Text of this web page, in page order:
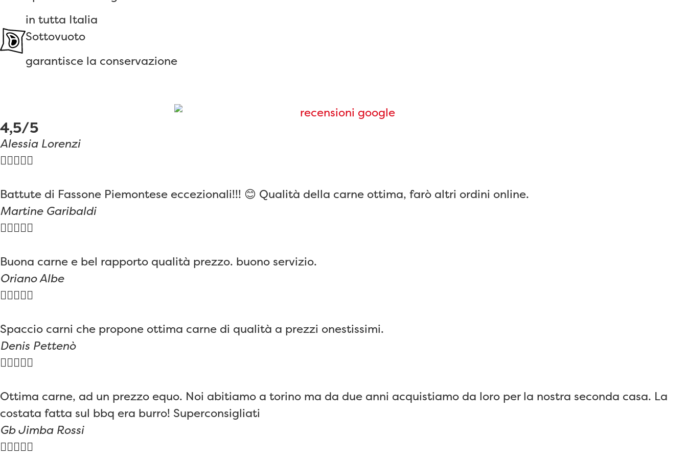
in tutta Italia
Sottovuoto
garantisce la conservazione
4,5/5
Alessia Lorenzi

Battute di Fassone Piemontese eccezionali!!! 😊 Qualità della carne ottima, farò altri ordini online.
Martine Garibaldi

Buona carne e bel rapporto qualità prezzo. buono servizio.
Oriano Albe

Spaccio carni che propone ottima carne di qualità a prezzi onestissimi.
Denis Pettenò

Ottima carne, ad un prezzo equo. Noi abitiamo a torino ma da due anni acquistiamo da loro per la nostra seconda casa. La
costata fatta sul bbq era burro! Superconsigliati
Gb Jimba Rossi
